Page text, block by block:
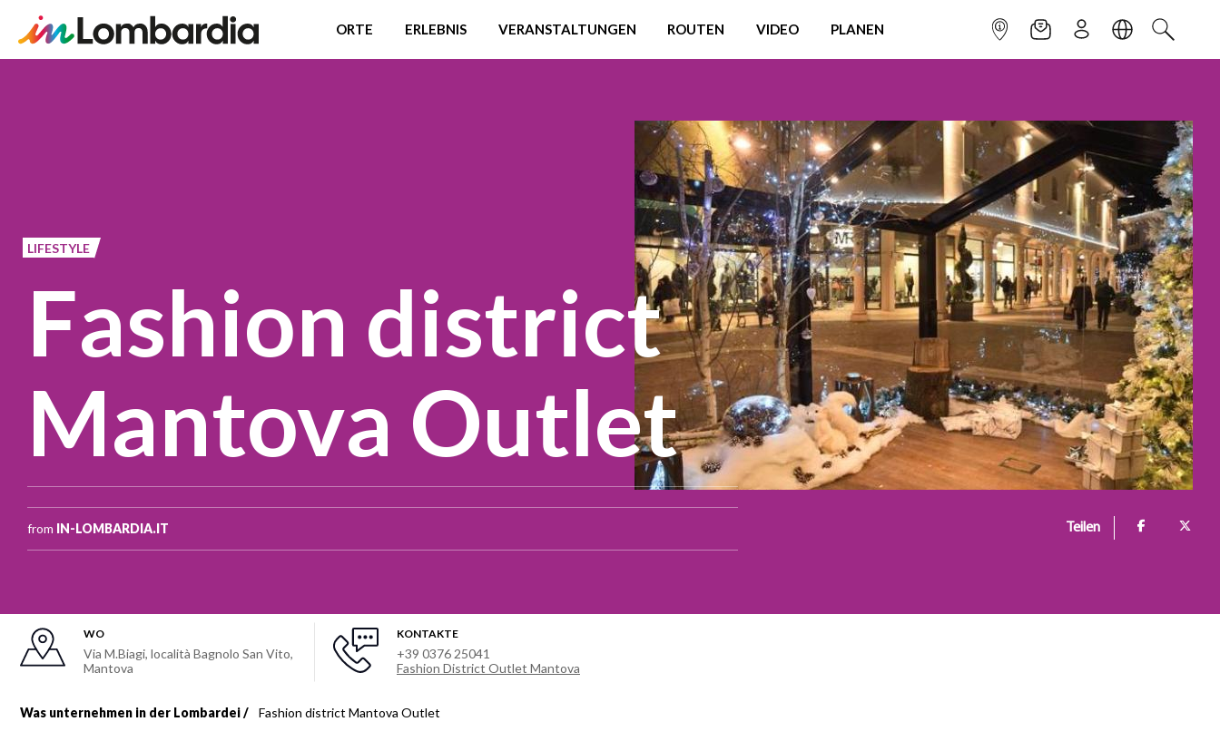
ORTE ERLEBNIS VERANSTALTUNGEN ROUTEN VIDEO PLANEN INFOPUNKTNEWSLETTER
ANMELDENSPRACHESUCHEN
LIFESTYLE
Fashion district
Mantova Outlet
from IN-LOMBARDIA.IT Teilen
WO
Via M.Biagi, località Bagnolo San Vito,
Mantova
KONTAKTE
+39 0376 25041
Fashion District Outlet Mantova
Was unternehmen in der Lombardei Fashion district Mantova Outlet